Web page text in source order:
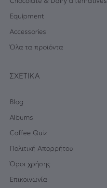
Equipment
Accessories
Όλα τα προϊόντα
ΣΧΕΤΙΚΆ
Blog
Albums
Coffee Quiz
Πολιτική Απορρήτου
Όροι χρήσης
Επικοινωνία